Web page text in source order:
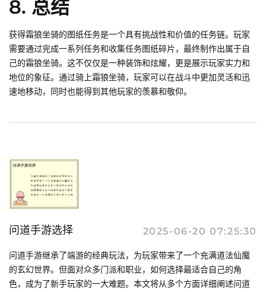
8. 总结
获得霜狼坐骑的图纸任务是一个具有挑战性和价值的任务链。玩家
需要通过完成一系列任务和收集任务图纸碎片，最终制作出属于自
己的霜狼坐骑。这不仅仅是一种装饰和炫耀，更是展示玩家实力和
地位的象征。通过骑上霜狼坐骑，玩家可以在战斗中更加灵活和迅
速地移动，同时也能得到其他玩家的羡慕和敬仰。
问道手游选择 2025-06-20 07:25:30
问道手游继承了端游的经典玩法，为玩家带来了一个充满道法仙魔
的玄幻世界。但面对众多门派和职业，如何选择最适合自己的角
色，成为了新手玩家的一大难题。本文将从多个方面详细阐述问道